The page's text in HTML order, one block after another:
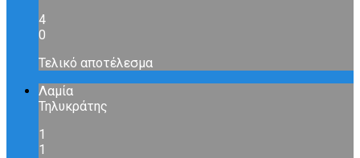
4
0
Τελικό αποτέλεσμα
Λαμία
Τηλυκράτης
1
1